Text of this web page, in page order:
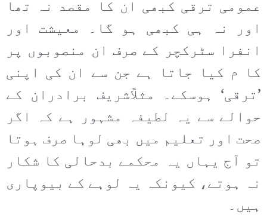
عمومی ترقی کبھی ان کا مقصد نہ تھا
اور نہ ہی کبھی ہو گا۔ معیشت اور
انفرا سٹرکچر کے صرف ان منصوبوں پر
کا م کیا جاتا ہے جن سے ان کی اپنی
’ترقی‘ ہوسکے۔ مثلاًشریف برادران کے
حوالے سے یہ لطیفہ مشہور ہے کہ اگر
صحت اور تعلیم میں بھی لوہا صرف ہوتا
تو آج یہاں یہ محکمے بدحالی کا شکار
نہ ہوتے، کیونکہ یہ لوہے کے بیوپاری
ہیں۔